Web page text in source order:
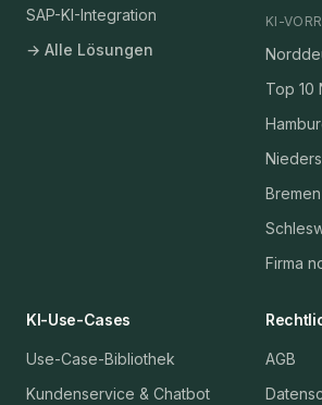
SAP-KI-Integration
→ Alle Lösungen
KI-
Top 10
Bremen
Firma
KI-Use-Cases
Use-Case-Bibliothek
Kundenservice & Chatbot
AGB